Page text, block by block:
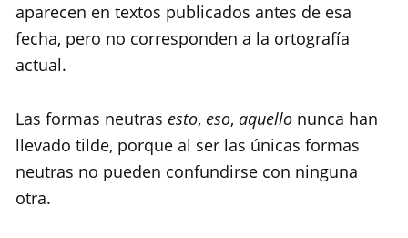
aparecen en textos publicados antes de esa
fecha, pero no corresponden a la ortografía
actual.
Las formas neutras esto, eso, aquello nunca han
llevado tilde, porque al ser las únicas formas
neutras no pueden confundirse con ninguna
otra.